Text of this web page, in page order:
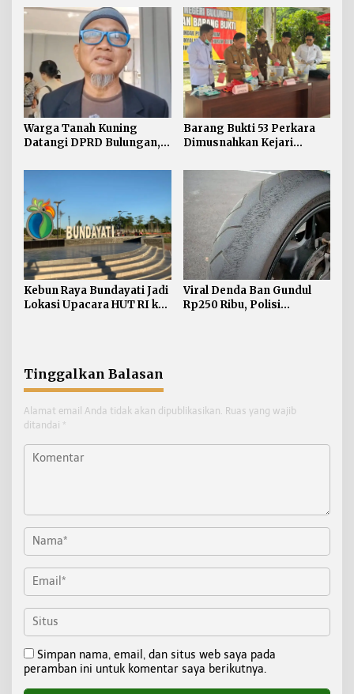
Ada Arahan Pusat
Desa/Kelurahan Satu
Sarjana
Warga Tanah Kuning
Datangi DPRD Bulungan,
Persen segera
Barang Bukti 53 Perkara
Dimusnahkan Kejari
Didominasi Kasus Sabu
Kebun Raya Bundayati Jadi
Lokasi Upacara HUT RI ke-
Viral Denda Ban Gundul
Rp250 Ribu, Polisi
Tinggalkan Balasan
Alamat email Anda tidak akan dipublikasikan. Ruas yang wajib
ditandai *
Simpan nama, email, dan situs web saya pada
peramban ini untuk komentar saya berikutnya.